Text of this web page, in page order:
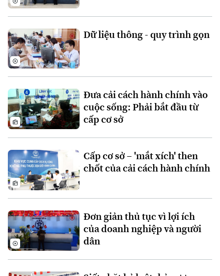
Âm nhạc Dữ liệu thông - quy trình gọn
Đưa cải cách hành chính vào
cuộc sống: Phải bắt đầu từ
cấp cơ sở
Cấp cơ sở – 'mắt xích' then
chốt của cải cách hành chính
Đơn giản thủ tục vì lợi ích
của doanh nghiệp và người
dân